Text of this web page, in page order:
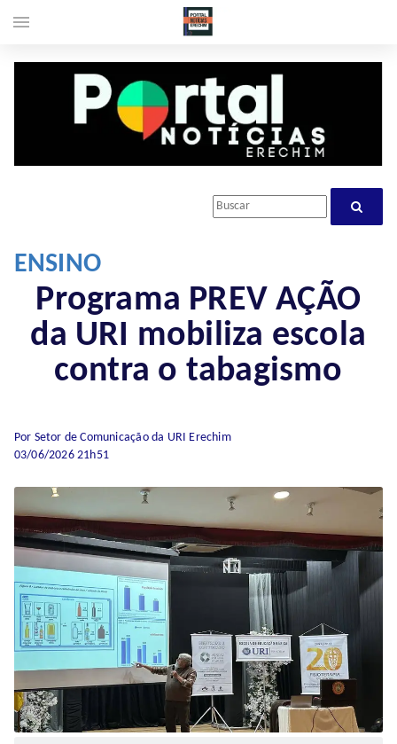
ENSINO
Programa PREV AÇÃO
da URI mobiliza escola
contra o tabagismo
Por Setor de Comunicação da URI Erechim
03/06/2026 21h51
menu